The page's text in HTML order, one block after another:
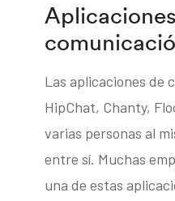
Las aplicaciones de
HipChat, Chanty,
varias personas al
entre sí. Muchas
una de estas